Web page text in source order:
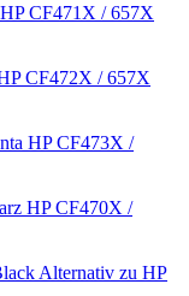
HP CF471X / 657X
CF472X / 657X
HP CF473X /
HP CF470X /
Alternativ zu HP